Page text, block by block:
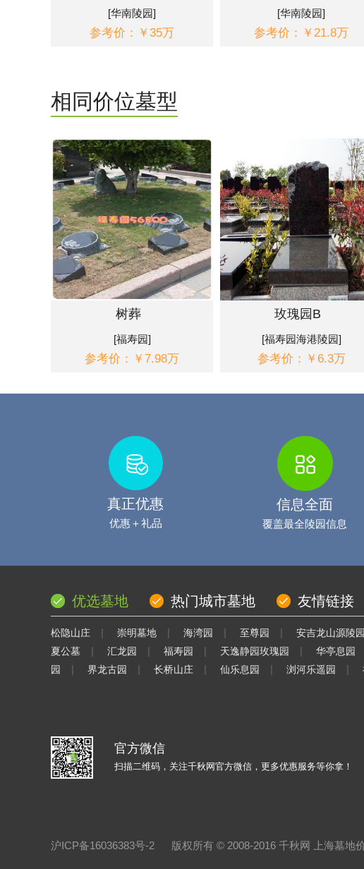
[华南陵园]
参考价：￥35万
[华南陵园]
参考价：￥21.8万
相同价位墓型
树葬
[福寿园]
参考价：￥7.98万
玫瑰园B
[福寿园海港陵园]
参考价：￥6.3万
真正优惠
优惠＋礼品
信息全面
覆盖最全陵园信息
优选墓地 热门城市墓地 友情链接
松隐山庄 | 崇明墓地 | 海湾园 | 至尊园 | 安吉龙山源陵园
夏公墓
| 汇龙园 | 福寿园 | 天逸静园玫瑰园 | 华亭息园
园
| 界龙古园 | 长桥山庄 | 仙乐息园 | 浏河乐遥园 |
官方微信
扫描二维码，关注千秋网官方微信，更多优惠服务等你拿！
沪ICP备16036383号-2 版权所有 © 2008-2016 千秋网 上海墓地